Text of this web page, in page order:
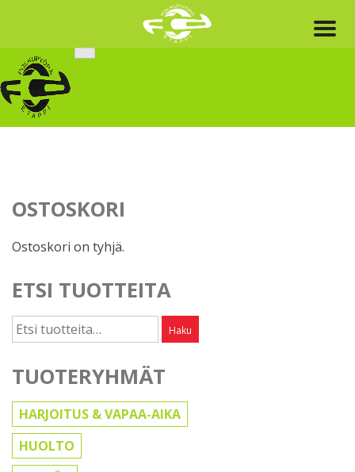
content
OSTOSKORI
Ostoskori on tyhjä.
ETSI TUOTTEITA
Etsi: Haku
TUOTERYHMÄT
HARJOITUS & VAPAA-AIKA
HUOLTO